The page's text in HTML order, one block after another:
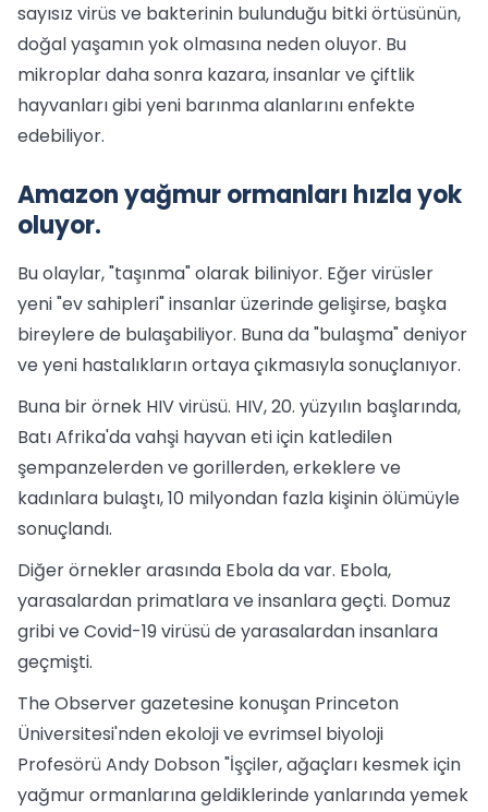
sayısız virüs ve bakterinin bulunduğu bitki örtüsünün,
doğal yaşamın yok olmasına neden oluyor. Bu
mikroplar daha sonra kazara, insanlar ve çiftlik
hayvanları gibi yeni barınma alanlarını enfekte
edebiliyor.
Amazon yağmur ormanları hızla yok
oluyor.
Bu olaylar, "taşınma" olarak biliniyor. Eğer virüsler
yeni "ev sahipleri" insanlar üzerinde gelişirse, başka
bireylere de bulaşabiliyor. Buna da "bulaşma" deniyor
ve yeni hastalıkların ortaya çıkmasıyla sonuçlanıyor.
Buna bir örnek HIV virüsü. HIV, 20. yüzyılın başlarında,
Batı Afrika'da vahşi hayvan eti için katledilen
şempanzelerden ve gorillerden, erkeklere ve
kadınlara bulaştı, 10 milyondan fazla kişinin ölümüyle
sonuçlandı.
Diğer örnekler arasında Ebola da var. Ebola,
yarasalardan primatlara ve insanlara geçti. Domuz
gribi ve Covid-19 virüsü de yarasalardan insanlara
geçmişti.
The Observer gazetesine konuşan Princeton
Üniversitesi'nden ekoloji ve evrimsel biyoloji
Profesörü Andy Dobson "İşçiler, ağaçları kesmek için
yağmur ormanlarına geldiklerinde yanlarında yemek